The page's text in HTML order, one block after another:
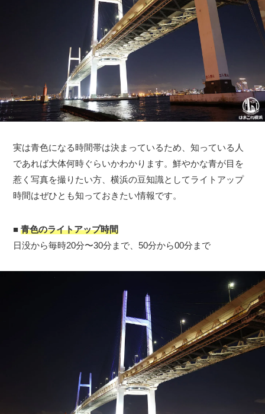
実は青色になる時間帯は決まっているため、知っている人
であれば大体何時ぐらいかわかります。鮮やかな青が目を
惹く写真を撮りたい方、横浜の豆知識としてライトアップ
時間はぜひとも知っておきたい情報です。
■青色のライトアップ時間
日没から毎時20分〜30分まで、50分から00分まで